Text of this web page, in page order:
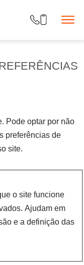
Pode optar por não
preferências de
site.
o site funcione
Ajudam em
e a definição das